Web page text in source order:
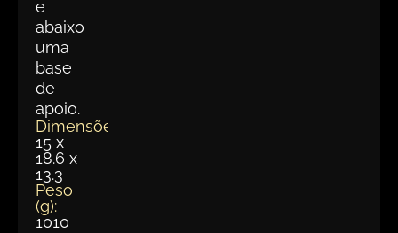
e
abaixo
uma
base
de
apoio.
Dimensões(cm):
15 x
18.6 x
13.3
Peso
(g):
1010